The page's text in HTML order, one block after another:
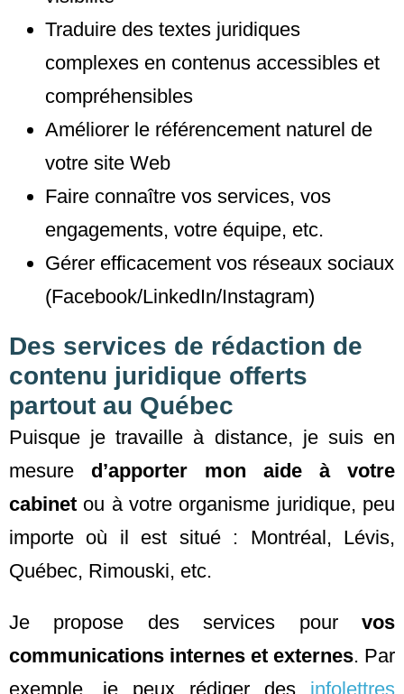
Traduire des textes juridiques
complexes en contenus accessibles et
compréhensibles
Améliorer le référencement naturel de
votre site Web
Faire connaître vos services, vos
engagements, votre équipe, etc.
Gérer efficacement vos réseaux sociaux
(Facebook/LinkedIn/Instagram)
Des services de rédaction de
contenu juridique offerts
partout au Québec
Puisque je travaille à distance, je suis en
mesure d’apporter mon aide à votre
cabinet ou à votre organisme juridique, peu
importe où il est situé : Montréal, Lévis,
Québec, Rimouski, etc.
Je propose des services pour vos
communications internes et externes. Par
exemple, je peux rédiger des infolettres